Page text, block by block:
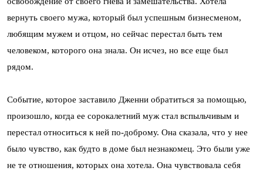
вернуть своего мужа, который был успешным бизнесменом,
любящим мужем и отцом, но сейчас перестал быть тем
человеком, которого она знала. Он исчез, но все еще был
рядом.
Событие, которое заставило Дженни обратиться за помощью,
произошло, когда ее сорокалетний муж стал вспыльчивым и
перестал относиться к ней по-доброму. Она сказала, что у нее
было чувство, как будто в доме был незнакомец. Это были уже
не те отношения, которых она хотела. Она чувствовала себя